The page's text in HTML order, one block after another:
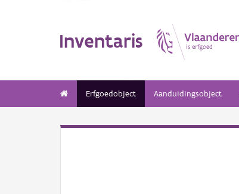
Inventaris
Erfgoedobject Aanduidingsobject